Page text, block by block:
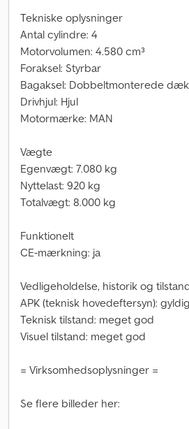
Tekniske oplysninger
Antal cylindre: 4
Motorvolumen: 4.580 cm³
Foraksel: Styrbar
Bagaksel: Dobbeltmonterede dæk
Drivhjul: Hjul
Motormærke: MAN
Vægte
Egenvægt: 7.080 kg
Nyttelast: 920 kg
Totalvægt: 8.000 kg
Funktionelt
CE-mærkning: ja
Vedligeholdelse, historik og
APK (teknisk hovedeftersyn):
Teknisk tilstand: meget god
Visuel tilstand: meget god
= Virksomhedsoplysninger =
Se flere billeder her: